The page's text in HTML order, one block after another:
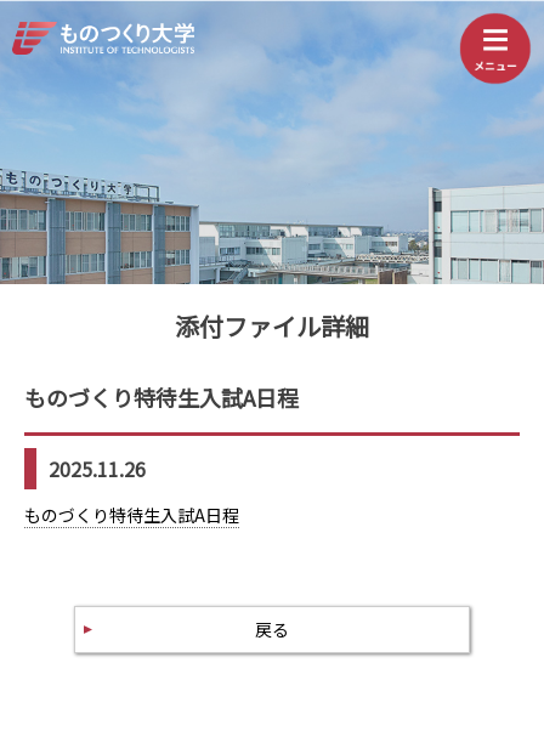
添付ファイル詳細
ものづくり特待生入試A日程
2025.11.26
ものづくり特待生入試A日程
戻る